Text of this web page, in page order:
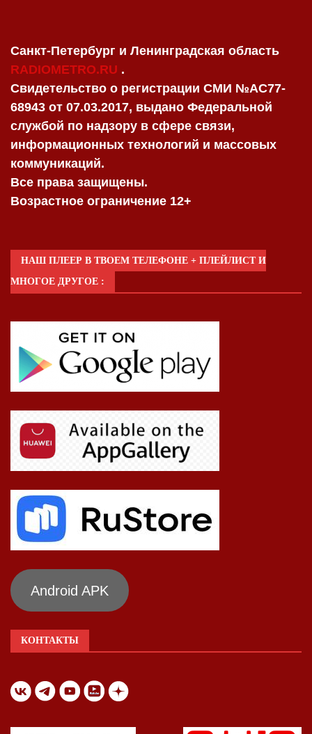
Санкт-Петербург и Ленинградская область
RADIOMETRO.RU .
Свидетельство о регистрации СМИ №AC77-
68943 от 07.03.2017, выдано Федеральной
службой по надзору в сфере связи,
информационных технологий и массовых
коммуникаций.
Все права защищены.
Возрастное ограничение 12+
НАШ ПЛЕЕР В ТВОЕМ ТЕЛЕФОНЕ + ПЛЕЙЛИСТ И
МНОГОЕ ДРУГОЕ :
Android APK
КОНТАКТЫ